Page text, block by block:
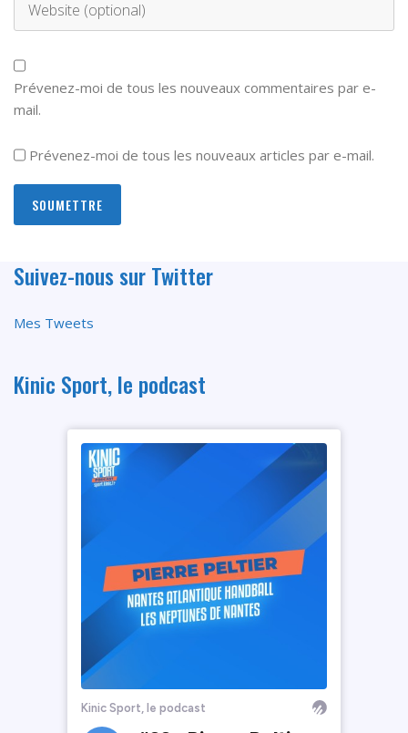
Prévenez-moi de tous les nouveaux commentaires par e-
mail.
Prévenez-moi de tous les nouveaux articles par e-mail.
Suivez-nous sur Twitter
Mes Tweets
Kinic Sport, le podcast